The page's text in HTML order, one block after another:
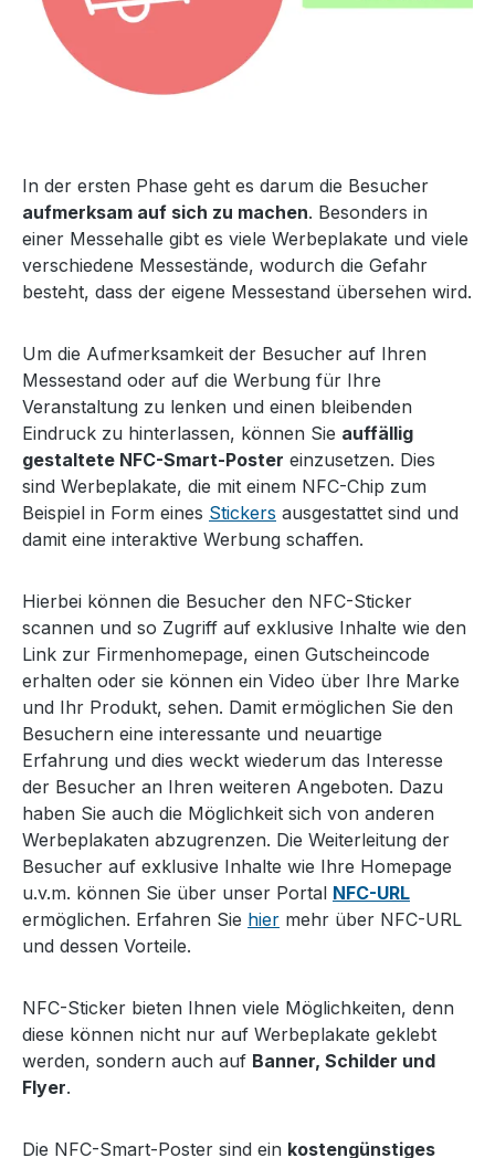
In der ersten Phase geht es darum die Besucher
aufmerksam auf sich zu machen. Besonders in
einer Messehalle gibt es viele Werbeplakate und viele
verschiedene Messestände, wodurch die Gefahr
besteht, dass der eigene Messestand übersehen wird.
Um die Aufmerksamkeit der Besucher auf Ihren
Messestand oder auf die Werbung für Ihre
Veranstaltung zu lenken und einen bleibenden
Eindruck zu hinterlassen, können Sie auffällig
gestaltete NFC-Smart-Poster einzusetzen. Dies
sind Werbeplakate, die mit einem NFC-Chip zum
Beispiel in Form eines Stickers ausgestattet sind und
damit eine interaktive Werbung schaffen.
Hierbei können die Besucher den NFC-Sticker
scannen und so Zugriff auf exklusive Inhalte wie den
Link zur Firmenhomepage, einen Gutscheincode
erhalten oder sie können ein Video über Ihre Marke
und Ihr Produkt, sehen. Damit ermöglichen Sie den
Besuchern eine interessante und neuartige
Erfahrung und dies weckt wiederum das Interesse
der Besucher an Ihren weiteren Angeboten. Dazu
haben Sie auch die Möglichkeit sich von anderen
Werbeplakaten abzugrenzen. Die Weiterleitung der
Besucher auf exklusive Inhalte wie Ihre Homepage
u.v.m. können Sie über unser Portal NFC-URL
ermöglichen. Erfahren Sie hier mehr über NFC-URL
und dessen Vorteile.
NFC-Sticker bieten Ihnen viele Möglichkeiten, denn
diese können nicht nur auf Werbeplakate geklebt
werden, sondern auch auf Banner, Schilder und
Flyer.
Die NFC-Smart-Poster sind ein kostengünstiges